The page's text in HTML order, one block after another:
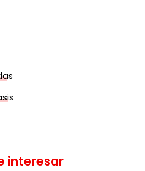
interesar